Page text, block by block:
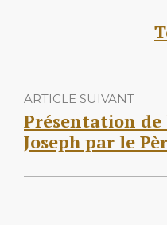
ARTICLE SUIVANT
Présentation
Joseph par le